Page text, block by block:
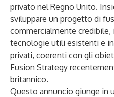
privato nel Regno Unito.
sviluppare un progetto di
commercialmente
tecnologie utili esistenti e
privati, coerenti con gli
Fusion Strategy
britannico.
Questo annuncio giunge in